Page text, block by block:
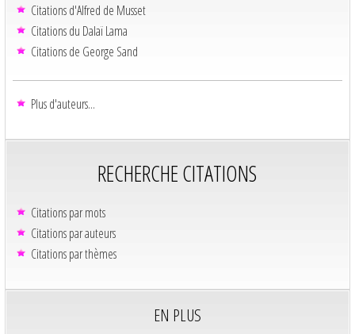
Citations d'Alfred de Musset
Citations du Dalaï Lama
Citations de George Sand
Plus d'auteurs...
RECHERCHE CITATIONS
Citations par mots
Citations par auteurs
Citations par thèmes
EN PLUS